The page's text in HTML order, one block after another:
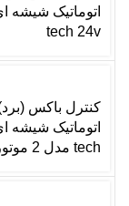
tech 24v
کنترل باکس
tech مدل 2 موتور